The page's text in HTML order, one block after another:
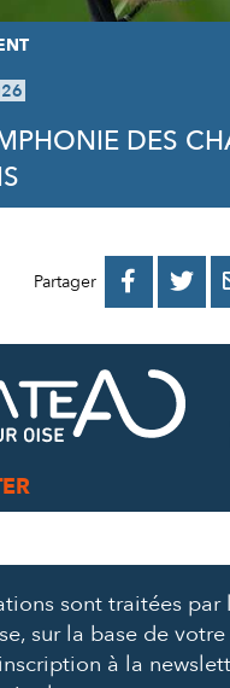
DES
Partager  
sont traitées
sur la base de
à la